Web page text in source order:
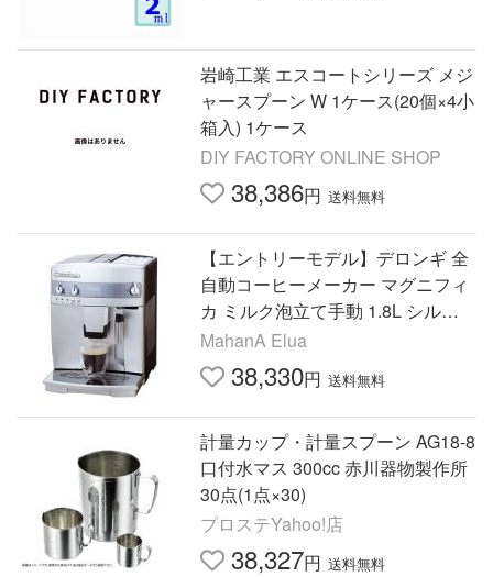
岩崎工業 エスコートシリーズ メジ
ャースプーン W 1ケース(20個×4小
箱入) 1ケース
DIY FACTORY ONLINE SHOP
38,386円 送料無料
【エントリーモデル】デロンギ 全
自動コーヒーメーカー マグニフィ
カ ミルク泡立て手動 1.8L シルバ
ーESAM03110S
MahanA Elua
38,330円 送料無料
計量カップ・計量スプーン AG18-8
口付水マス 300cc 赤川器物製作所
30点(1点×30)
プロステYahoo!店
38,327円 送料無料